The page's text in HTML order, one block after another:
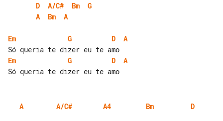
D
A/C# Bm
G
A
Bm A
Em G D
A
Em
G D
A
A A/C# A4 Bm D